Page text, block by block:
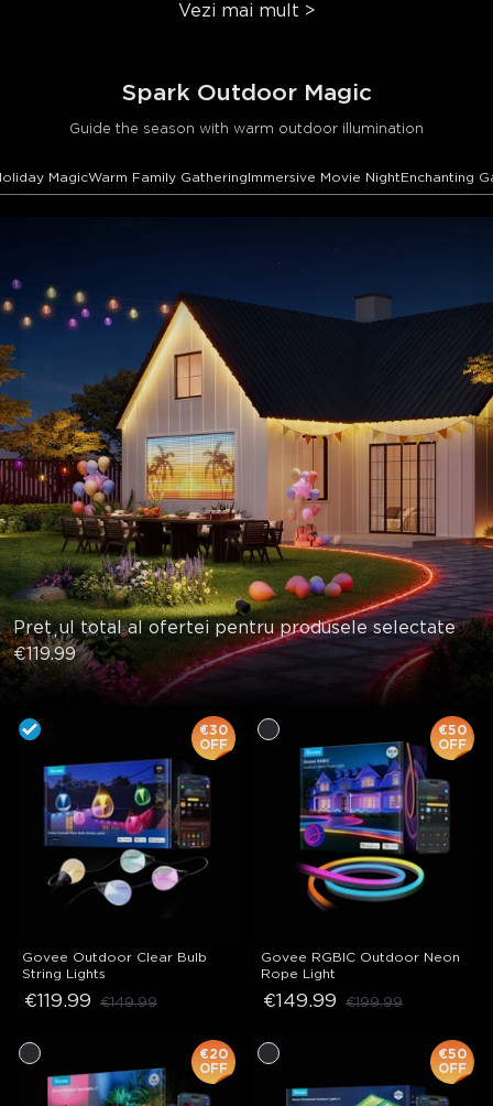
Vezi mai mult >
Spark Outdoor Magic
Guide the season with warm outdoor illumination
MagicWarm Family GatheringImmersive Movie NightEnchanting
Prețul total al ofertei pentru produsele selectate
€119.99
Govee Outdoor Clear Bulb
String Lights
€30
OFF
€119.99 €149.99
Govee RGBIC Outdoor Neon
Rope Light
€50
OFF
€149.99 €199.99
€20
OFF
€50
OFF